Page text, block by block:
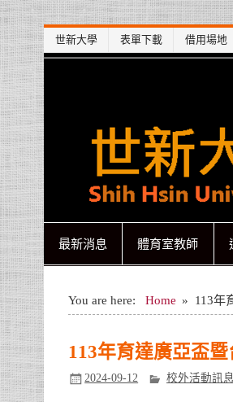
Skip
to
content
世新大學 表單下載 借用場地
世新大學體
世新大學體育室
最新消息 體育室教師
You are here: Home 113年
113年育達廣亞盃
2024-09-12 校外活動訊息